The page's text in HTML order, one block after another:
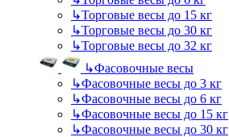
↳Торговые весы до 15 кг
↳Торговые весы до 30 кг
↳Торговые весы до 32 кг
↳Фасовочные весы
↳Фасовочные весы до 3 кг
↳Фасовочные весы до 6 кг
↳Фасовочные весы до 15 кг
↳Фасовочные весы до 30 кг